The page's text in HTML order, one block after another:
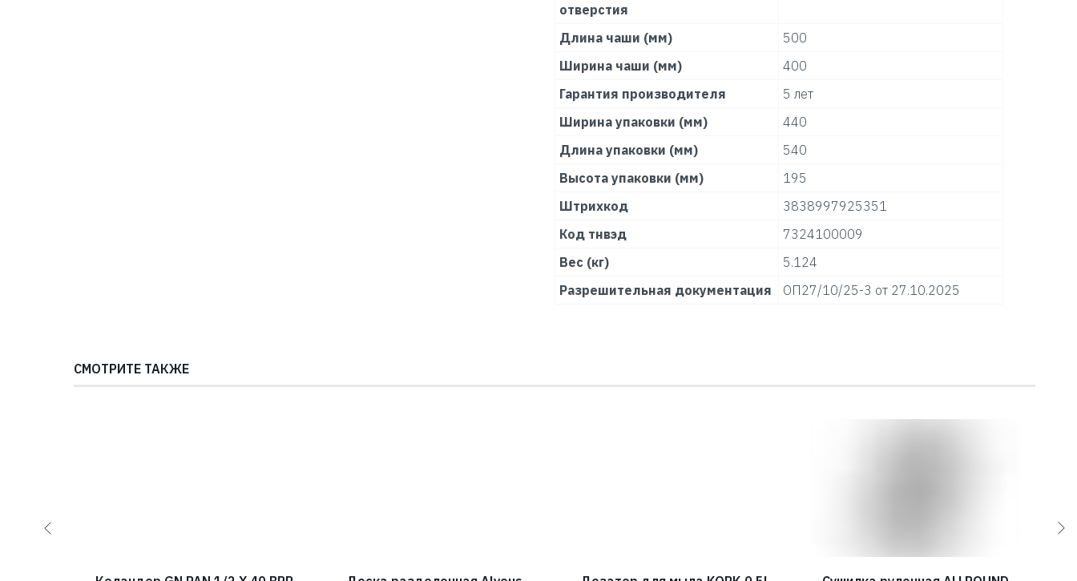
отверстия
Длина чаши (мм)
500
Ширина чаши (мм)
400
Гарантия производителя
5 лет
Ширина упаковки (мм)
440
Длина упаковки (мм)
540
Высота упаковки (мм)
195
Штрихкод
3838997925351
Код тнвэд
7324100009
Вес (кг)
5.124
Разрешительная документация
ОП27/10/25-3 от 27.10.2025
СМОТРИТЕ ТАКЖЕ